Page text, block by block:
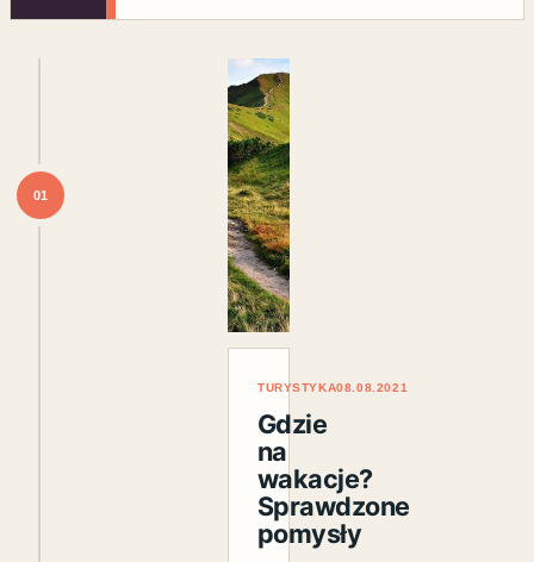
01
TURYSTYKA08.08.2021
Gdzie
na
wakacje?
Sprawdzone
pomysły